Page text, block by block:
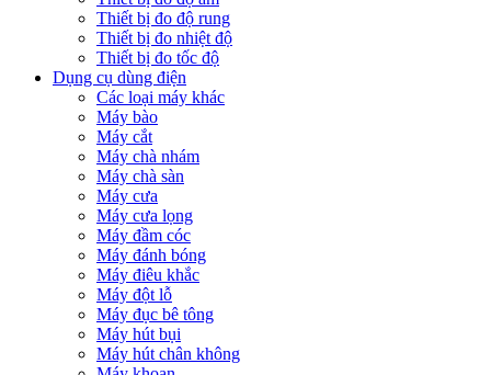
Thiết bị đo độ rung
Thiết bị đo nhiệt độ
Thiết bị đo tốc độ
Dụng cụ dùng điện
Các loại máy khác
Máy bào
Máy cắt
Máy chà nhám
Máy chà sàn
Máy cưa
Máy cưa lọng
Máy đầm cóc
Máy đánh bóng
Máy điêu khắc
Máy đột lỗ
Máy đục bê tông
Máy hút bụi
Máy hút chân không